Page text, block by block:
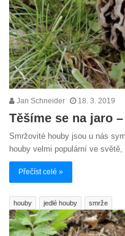
Jan Schneider 18. 3. 2019
Těšíme se na jaro
Smržovité houby jsou u nás
houby velmi populární ve
Přečíst celé »
houby jedlé houby smrže